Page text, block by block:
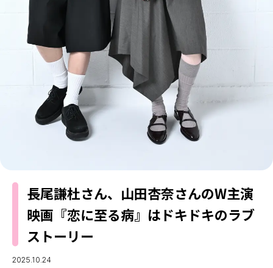
YouTube
FORTUNE
ゲッターズ飯田
MISS SEVENTEEN
ミスセブンティーンニュース
MAGAZINE
バックナンバー
INFORMATION
Seventeenについて
Follow us
長尾謙杜さん、山田杏奈さんのW主演
映画『恋に至る病』はドキドキのラブ
ストーリー
2025.10.24